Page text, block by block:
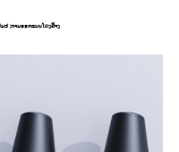
ະ |ການອອກແບບໂຄງສ້າງ